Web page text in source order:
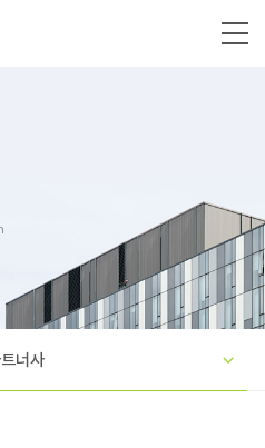
너사